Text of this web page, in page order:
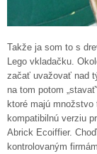
Takže ja som to s
Lego vkladačku.
začať uvažovať nad
na tom potom
ktoré majú
kompatibilnú verziu
Abrick Ecoiffier.
kontrolovaným